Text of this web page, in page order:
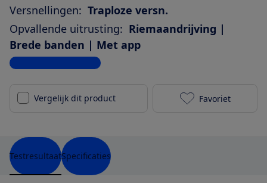
Versnellingen: Traploze versn.
Opvallende uitrusting: Riemaandrijving |
Brede banden | Met app
Bekijk alle specificaties
Vergelijk dit product Sparta a-
Favoriet
TestresultaatSpecificaties